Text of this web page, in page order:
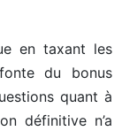
en taxant les
du bonus
quant à
définitive n’a